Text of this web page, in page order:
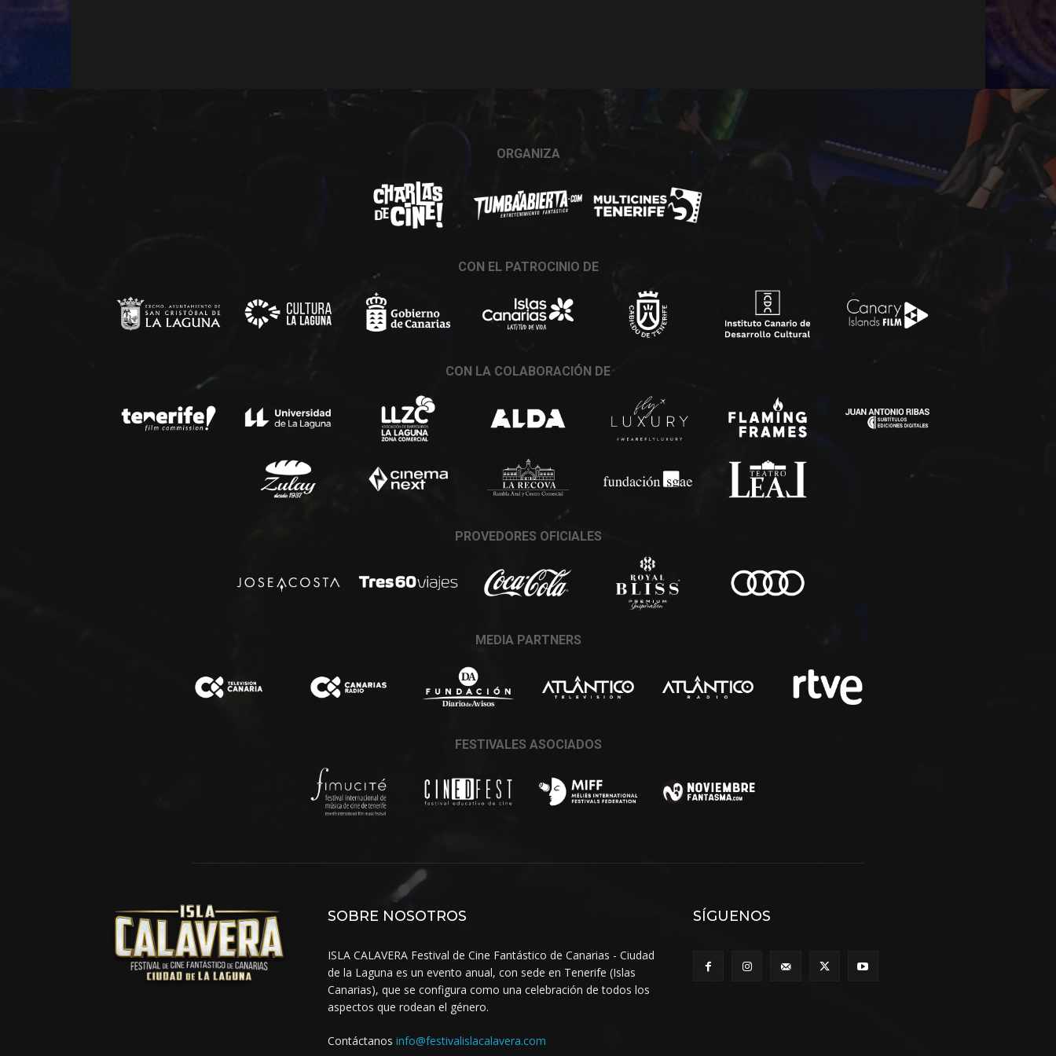
ORGANIZA
CON EL PATROCINIO DE
CON LA COLABORACIÓN DE
PROVEDORES OFICIALES
MEDIA PARTNERS
FESTIVALES ASOCIADOS
SOBRE NOSOTROS
ISLA CALAVERA Festival de Cine Fantástico de Canarias - Ciudad
de la Laguna es un evento anual, con sede en Tenerife (Islas
Canarias), que se configura como una celebración de todos los
aspectos que rodean el género.
Contáctanos info@festivalislacalavera.com
SÍGUENOS